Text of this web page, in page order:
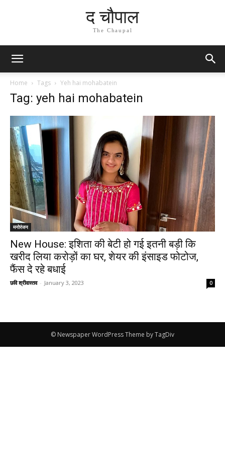
द चौपाल
The Chaupal
Home Tags Yeh hai mohabatein
Tag: yeh hai mohabatein
मनोरंजन
New House: इशिता की बेटी हो गई इतनी बड़ी कि
खरीद लिया करोड़ों का घर, शेयर की इंसाइड फोटोज,
फैंस दे रहे बधाई
छवि श्रीवास्तव - January 3, 2023 0
© Newspaper WordPress Theme by TagDiv